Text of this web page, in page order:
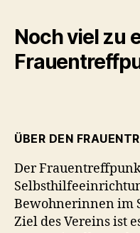
Noch viel zu
ÜBER DEN
Der
Bewohnerinnen im
Ziel des Vereins ist